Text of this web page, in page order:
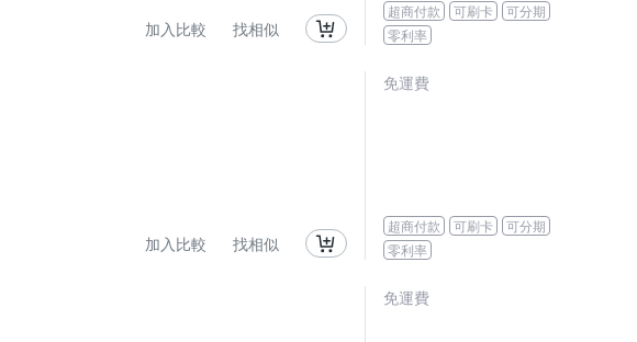
加入比較 找相似
超商付款 可刷卡
可分期
零利率
加入比較 找相似
免運費
超商付款 可刷卡
可分期
零利率
免運費